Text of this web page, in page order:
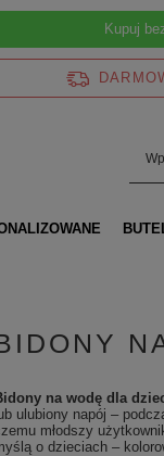
Kupuj
na wodę dla
ulubiony napój –
młodszy
o dzieciach –